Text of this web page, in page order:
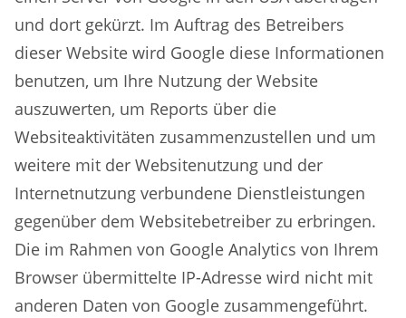
und dort gekürzt. Im Auftrag des Betreibers
dieser Website wird Google diese Informationen
benutzen, um Ihre Nutzung der Website
auszuwerten, um Reports über die
Websiteaktivitäten zusammenzustellen und um
weitere mit der Websitenutzung und der
Internetnutzung verbundene Dienstleistungen
gegenüber dem Websitebetreiber zu erbringen.
Die im Rahmen von Google Analytics von Ihrem
Browser übermittelte IP-Adresse wird nicht mit
anderen Daten von Google zusammengeführt.